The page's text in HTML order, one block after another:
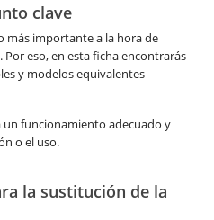
clave
más importante a la hora de
eso, en esta ficha encontrarás
y modelos equivalentes
un funcionamiento adecuado y
o el uso.
la sustitución de la